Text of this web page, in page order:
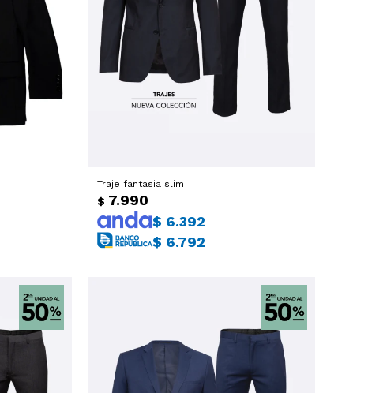
Traje fantasia slim
$ 7.990
$ 6.392
$ 6.792